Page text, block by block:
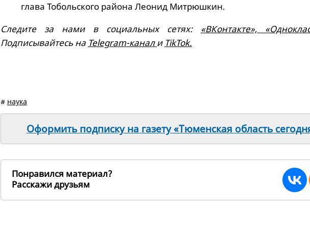
глава Тобольского района Леонид Митрюшкин.
Следите за нами в социальных сетях: «ВКонтакте»,
Подписывайтесь на Telegram-канали TikTok.
# наука
Оформить подписку на газету «Тюменская область
Понравился материал?
Расскажи друзьям